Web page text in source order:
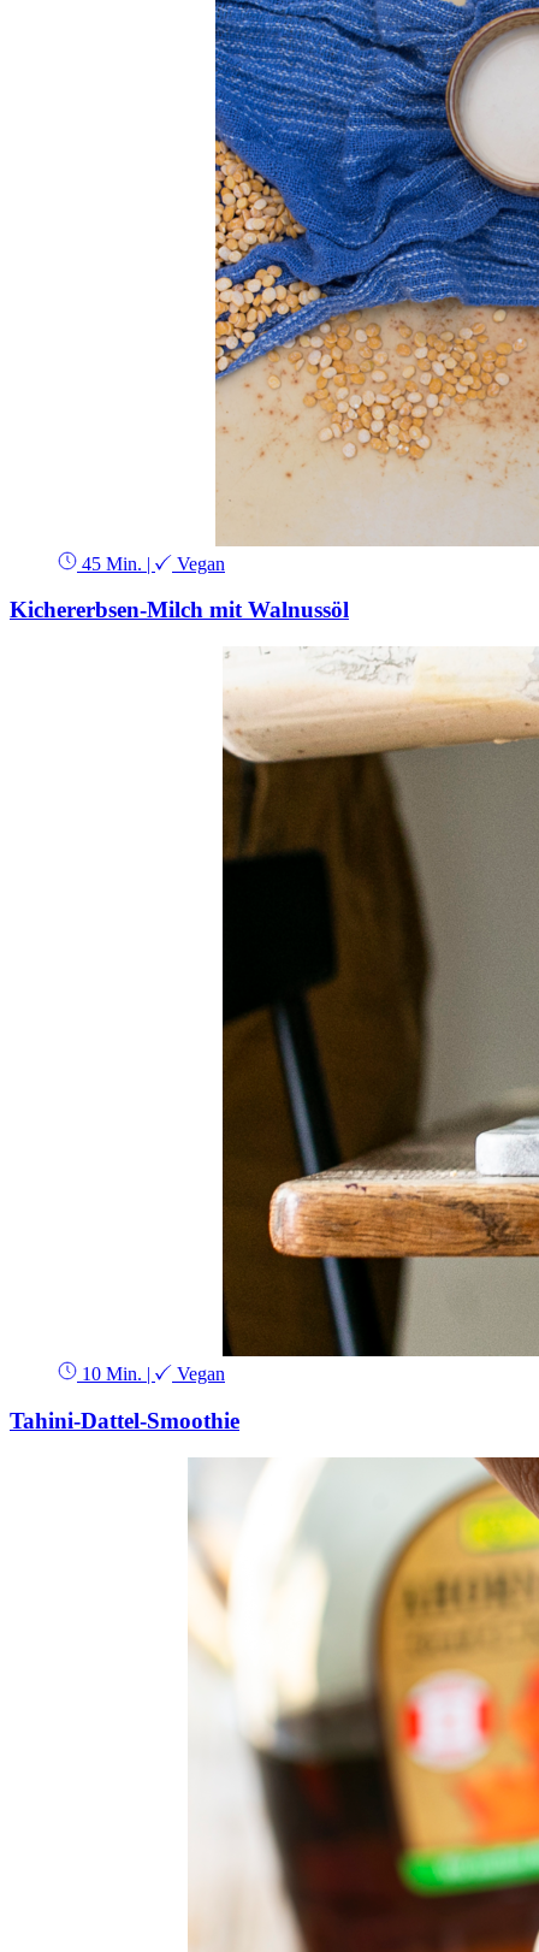
45 Min. | Vegan
Kichererbsen-Milch mit Walnussöl
10 Min. | Vegan
Tahini-Dattel-Smoothie